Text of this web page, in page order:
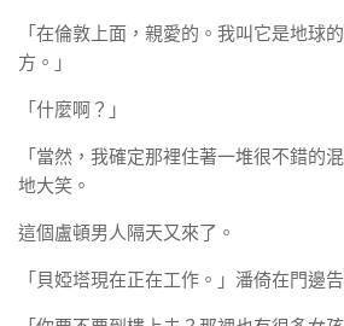
「在倫敦上面，親愛的。我叫它是地球
方。」
「什麼啊？」
「當然，我確定那裡住著一堆很不錯的
地大笑。
這個盧頓男人隔天又來了。
「貝婭塔現在正在工作。」潘倚在門邊